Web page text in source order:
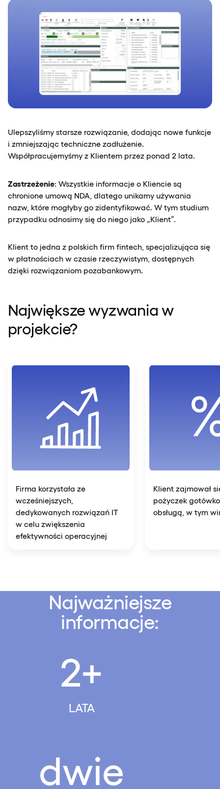
Ulepszyliśmy starsze rozwiązanie, dodając nowe funkcje
i zmniejszając techniczne zadłużenie.
Współpracujemyśmy z Klientem przez ponad 2 lata.
Zastrzeżenie: Wszystkie informacje o Kliencie są
chronione umową NDA, dlatego unikamy używania
nazw, które mogłyby go zidentyfikować. W tym studium
przypadku odnosimy się do niego jako „Klient”.
Klient to jedna z polskich firm fintech, specjalizująca się
w płatnościach w czasie rzeczywistym, dostępnych
dzięki rozwiązaniom pozabankowym.
Największe wyzwania w
projekcie?
Firma korzystała ze
wcześniejszych,
dedykowanych rozwiązań IT
w celu zwiększenia
efektywności operacyjnej
Klient zajmował
pożyczek
obsługą, w tym
Najważniejsze
informacje:
2+
LATA
dwie